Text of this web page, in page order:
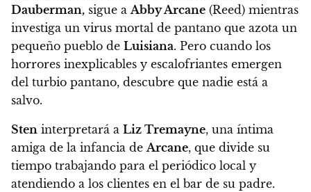
Dauberman, sigue aAbby Arcane (Reed) mientras
investiga un virus mortal de pantano que azota un
pequeño pueblo de Luisiana. Pero cuando los
horrores inexplicables y escalofriantes emergen
del turbio pantano, descubre que nadie está a
salvo.
Sten interpretará a Liz Tremayne, una íntima
amiga de la infancia deArcane, que divide su
tiempo trabajando para el periódico local y
atendiendo a los clientes en el bar de su padre.